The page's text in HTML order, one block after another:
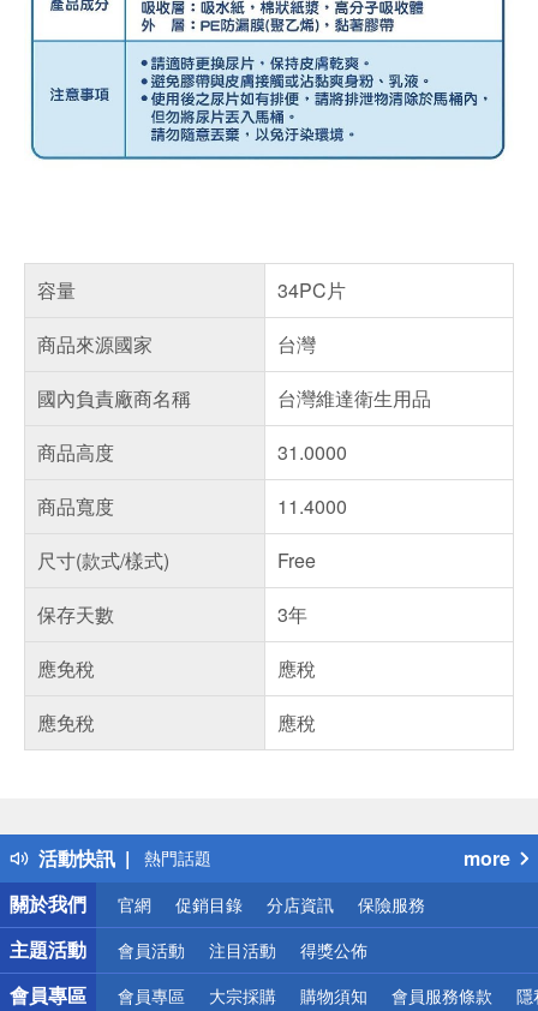
容量
34PC片
商品來源國家
台灣
國內負責廠商名稱
台灣維達衛生用品
商品高度
31.0000
商品寬度
11.4000
尺寸(款式/樣式)
Free
保存天數
3年
應免稅
應稅
應免稅
應稅
活動快訊
得獎公告
熱門話題
銀行優惠
偏遠地區配送
詐騙網頁！請小心！
more
關於我們
官網 促銷目錄 分店資訊 保險服務
主題活動 會員活動 注目活動 得獎公佈
會員專區 會員專區 大宗採購 購物須知 會員服務條款 隱